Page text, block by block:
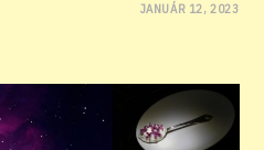
JANUÁR 12, 2023